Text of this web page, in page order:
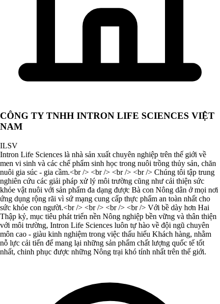
CÔNG TY TNHH INTRON LIFE SCIENCES VIỆT
NAM
ILSV
Intron Life Sciences là nhà sản xuất chuyên nghiệp trên thế giới về
men vi sinh và các chế phẩm sinh học trong nuôi trồng thủy sản, chăn
nuôi gia súc - gia cầm.<br /> <br /> <br /> <br /> Chúng tôi tập trung
nghiên cứu các giải pháp xử lý môi trường cũng như cải thiện sức
khỏe vật nuôi với sản phẩm đa dạng được Bà con Nông dân ở mọi nơi
ứng dụng rộng rãi vì sứ mạng cung cấp thực phẩm an toàn nhất cho
sức khỏe con người.<br /> <br /> <br /> <br /> Với bề dày hơn Hai
Thập kỷ, mục tiêu phát triển nền Nông nghiệp bền vững và thân thiện
với môi trường, Intron Life Sciences luôn tự hào về đội ngũ chuyên
môn cao - giàu kinh nghiệm trong việc thấu hiểu Khách hàng, nhằm
nỗ lực cải tiến để mang lại những sản phẩm chất lượng quốc tế tốt
nhất, chinh phục được những Nông trại khó tính nhất trên thế giới.